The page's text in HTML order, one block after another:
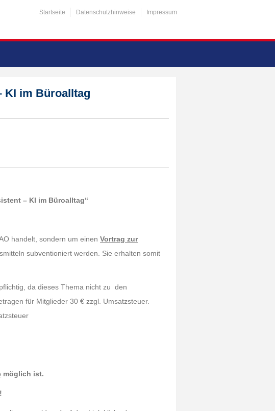
Startseite Datenschutzhinweise Impressum
KI im Büroalltag
– KI im Büroalltag“
handelt, sondern um einenVortrag zur
subventioniert werden. Sie erhalten somit
da dieses Thema nicht zu den
für Mitglieder 30 € zzgl. Umsatzsteuer.
möglich ist.